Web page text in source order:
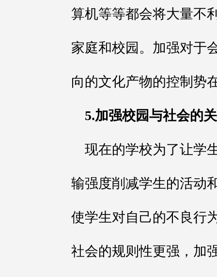
算机等等都会将大量不
家庭和校园。加强对于
向的文化产物的控制势
5.加强校园与社会的
现在的学校为了让学
输强度削减学生的活动
使学生对自己的不良行
社会的规则性更强，加